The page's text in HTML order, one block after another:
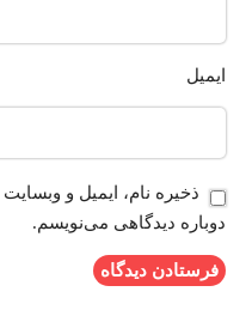
ایمیل
ذخیره نام، ایمیل و
دوباره دیدگاهی می‌نویسم.